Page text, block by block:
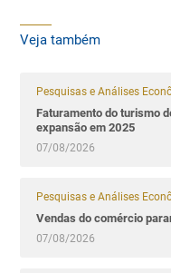
Veja também
Pesquisas e Análises
Faturamento do turismo
expansão em 2025
07/08/2026
Pesquisas e Análises
Vendas do comércio
07/08/2026